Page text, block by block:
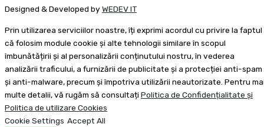
Designed & Developed by WEDEV IT
Prin utilizarea serviciilor noastre, îți exprimi acordul cu privire la faptul
că folosim module cookie și alte tehnologii similare în scopul
îmbunătățirii și al personalizării conținutului nostru, în vederea
analizării traficului, a furnizării de publicitate și a protecției anti-spam
și anti-malware, precum și împotriva utilizării neautorizate. Pentru
multe detalii, vă rugăm să consultați Politica de Confidențialitate și
Politica de utilizare Cookies
Cookie Settings Accept All